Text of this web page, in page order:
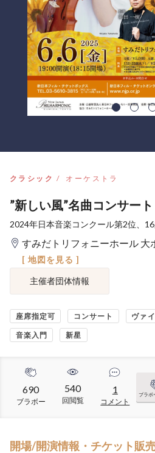
クラシック オーケストラ
”新しい風”名曲コンサー
2024年日本音楽コンクール第2位、16
すみだトリフォニーホール 大
[ 地図を見る ]
主催者団体情報
座席指定可 コンサート ヴァ
音楽入門 新星
690
ブラボー
540
回閲覧
1
コメント
ブラボ
開場/開演情報・チケット販